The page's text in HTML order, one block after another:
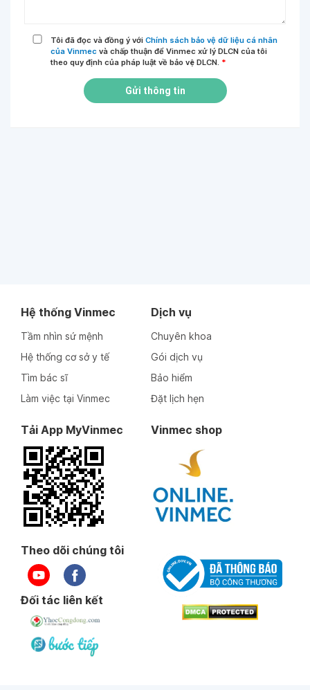
Tôi đã đọc và đồng ý với Chính sách bảo vệ dữ liệu cá nhân
của Vinmec và chấp thuận để Vinmec xử lý DLCN của tôi
theo quy định của pháp luật về bảo vệ DLCN. *
Gửi thông tin
Hệ thống Vinmec
Tầm nhìn sứ mệnh
Hệ thống cơ sở y tế
Tìm bác sĩ
Làm việc tại Vinmec
Dịch vụ
Chuyên khoa
Gói dịch vụ
Bảo hiểm
Đặt lịch hẹn
Tải App MyVinmec Vinmec shop
Theo dõi chúng tôi
Đối tác liên kết